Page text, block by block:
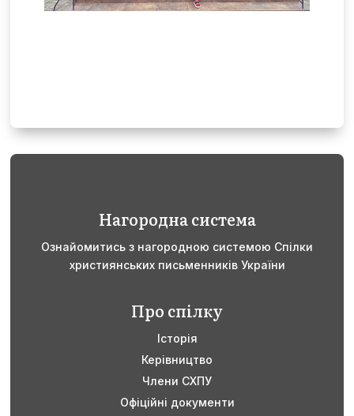
Нагородна система
Ознайомитись з нагородною системою Спілки
християнських письменників України
Про спілку
Історія
Керівництво
Члени СХПУ
Офіційні документи